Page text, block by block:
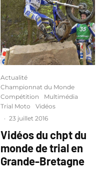
Actualité
Championnat du Monde
Compétition
Multimédia
Trial Moto
Vidéos
· 23 juillet 2016
Vidéos du chpt du
monde de trial en
Grande-Bretagne